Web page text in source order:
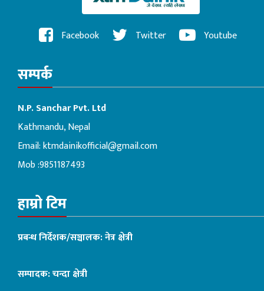
Facebook Twitter Youtube
सम्पर्क
N.P. Sanchar Pvt. Ltd
Kathmandu, Nepal
Email:ktmdainikofficial@gmail.com
Mob :9851187493
हाम्रो टिम
प्रबन्ध निर्देशक/सञ्चालक: नेत्र क्षेत्री
सम्पादक: चन्दा क्षेत्री